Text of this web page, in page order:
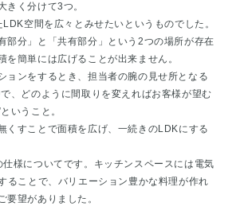
きく分けて3つ。
空間を広々とみせたいというものでした。
部分」と「共有部分」という2つの場所が存在
を簡単には広げることが出来ません。
ョンをするとき、担当者の腕の見せ所となる
、どのように間取りを変えればお客様が望む
いうこと。
くすことで面積を広げ、一続きのLDKにする
様についてです。キッチンスペースには電気
ることで、バリエーション豊かな料理が作れ
要望がありました。